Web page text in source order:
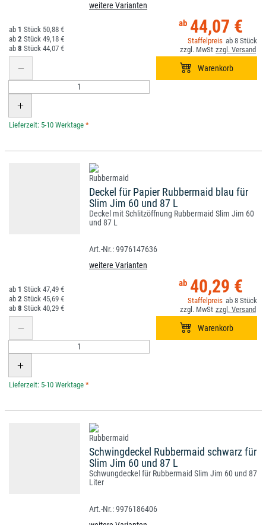
weitere Varianten
44,07 €
8
1
50,88 €
2
49,18 €
8
44,07 €
*
Deckel für Papier Rubbermaid blau für
Slim Jim 60 und 87 L
Deckel mit Schlitzöffnung Rubbermaid Slim Jim 60
und 87 L
9976147636
weitere Varianten
40,29 €
8
1
47,49 €
2
45,69 €
8
40,29 €
*
Schwingdeckel Rubbermaid schwarz für
Slim Jim 60 und 87 L
Schwungdeckel für Rubbermaid Slim Jim 60 und 87
Liter
9976186406